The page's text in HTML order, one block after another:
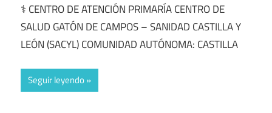
⚕️ CENTRO DE ATENCIÓN PRIMARÍA CENTRO DE
SALUD GATÓN DE CAMPOS – SANIDAD CASTILLA Y
LEÓN (SACYL) COMUNIDAD AUTÓNOMA: CASTILLA
Seguir leyendo